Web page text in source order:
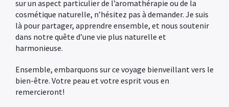
sur un aspect particulier de l’aromathérapie ou de la
cosmétique naturelle, n’hésitez pas à demander. Je suis
là pour partager, apprendre ensemble, et nous soutenir
dans notre quête d’une vie plus naturelle et
harmonieuse.
Ensemble, embarquons sur ce voyage bienveillant vers le
bien-être. Votre peau et votre esprit vous en
remercieront!